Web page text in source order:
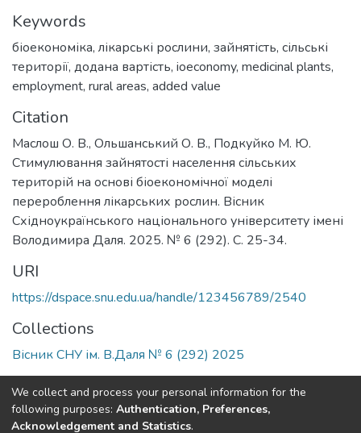
Keywords
біоекономіка, лікарські рослини, зайнятість, сільські
території, додана вартість, ioeconomy, medicinal plants,
employment, rural areas, added value
Citation
Маслош О. В., Ольшанський О. В., Подкуйко М. Ю.
Стимулювання зайнятості населення сільських
територій на основі біоекономічної моделі
перероблення лікарських рослин. Вісник
Східноукраїнського національного університету імені
Володимира Даля. 2025. № 6 (292). С. 25-34.
URI
https://dspace.snu.edu.ua/handle/123456789/2540
Collections
Вісник СНУ ім. В.Даля № 6 (292) 2025
Full item page
We collect and process your personal information for the
following purposes: Authentication, Preferences,
Acknowledgement and Statistics.